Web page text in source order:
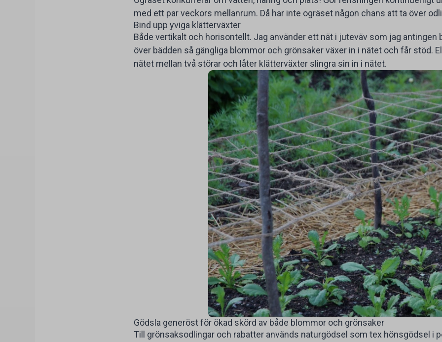
med ett par veckors mellanrum. Då har inte ogräset någon chans att ta över
Bind upp yviga klätterväxter
Både vertikalt och horisontellt. Jag använder ett nät i juteväv som jag antingen
över bädden så gängliga blommor och grönsaker växer in i nätet och får stöd.
nätet mellan två störar och låter klätterväxter slingra sin in i nätet.
Gödsla generöst för ökad skörd av både blommor och grönsaker
Till grönsaksodlingar och rabatter används naturgödsel som tex hönsgödsel i